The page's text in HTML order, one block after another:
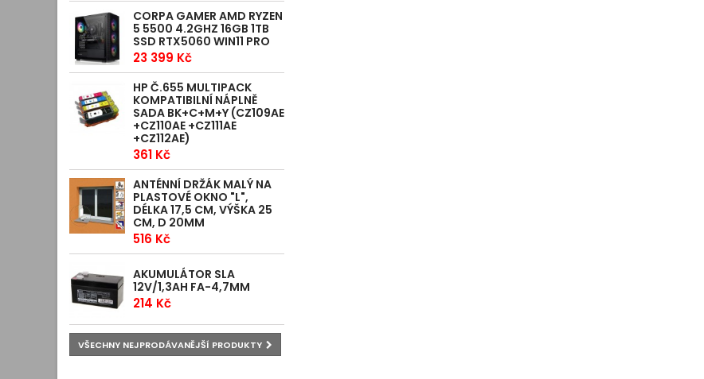
CORPA GAMER AMD RYZEN
5 5500 4.2GHZ 16GB 1TB
SSD RTX5060 WIN11 PRO
23 399 Kč
HP Č.655 MULTIPACK
KOMPATIBILNÍ NÁPLNĚ
SADA BK+C+M+Y (CZ109AE
+CZ110AE +CZ111AE
+CZ112AE)
361 Kč
ANTÉNNÍ DRŽÁK MALÝ NA
PLASTOVÉ OKNO "L",
DÉLKA 17,5 CM, VÝŠKA 25
CM, D 20MM
516 Kč
AKUMULÁTOR SLA
12V/1,3AH FA-4,7MM
214 Kč
VŠECHNY NEJPRODÁVANĚJŠÍ PRODUKTY